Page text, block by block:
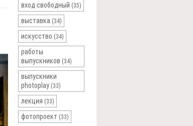
вход свободный (35)
выставка (34)
искусство (34)
работы
выпускников (34)
выпускники
photoplay (33)
лекция (33)
фотопроект (33)